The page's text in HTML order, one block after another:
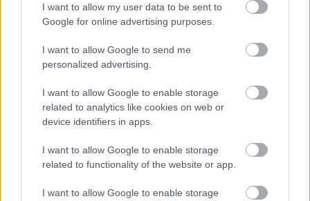
I want to allow my user data to be sent to
Google for online advertising purposes.
I want to allow Google to send me
personalized advertising.
I want to allow Google to enable storage
related to analytics like cookies on web or
device identifiers in apps.
I want to allow Google to enable storage
related to functionality of the website or app.
I want to allow Google to enable storage
Bár Cunoda kemény időszakokat élt át,
meg. Mekies múlt héten így fogalmazott: „Figyel
Sosem állt le a kemény munkával. A budapesti
szörnyű időszak után egyből a szimulátorba ment
ahelyett, hogy szabadságra utazott volna."
„Minden hétvégén, amikor nem versenyez, valahol